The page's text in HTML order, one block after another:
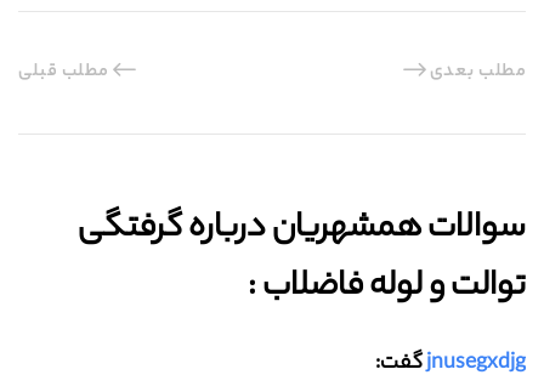
مطلب قبلی مطلب بعدی
سوالات همشهریان درباره گرفتگی
توالت و لوله فاضلاب :‌
jnusegxdjgگفت: